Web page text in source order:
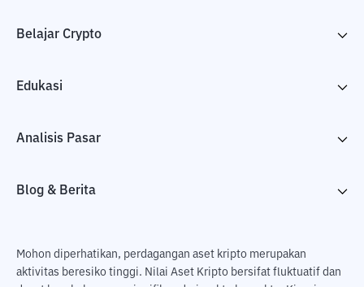
Belajar Crypto
Edukasi
Analisis Pasar
Blog & Berita
Mohon diperhatikan, perdagangan aset kripto merupakan
aktivitas beresiko tinggi. Nilai Aset Kripto bersifat fluktuatif dan